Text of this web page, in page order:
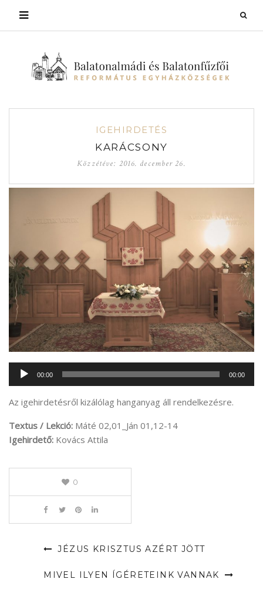
IGEHIRDETÉS
KARÁCSONY
Közzétéve: 2016. december 26.
Audió
00:00 00:00
Az igehirdetésről kizálólag hanganyag áll rendelkezésre.
Textus / Lekció: Máté 02,01_Ján 01,12-14
Igehirdető: Kovács Attila
0
JÉZUS KRISZTUS AZÉRT JÖTT
MIVEL ILYEN ÍGÉRETEINK VANNAK